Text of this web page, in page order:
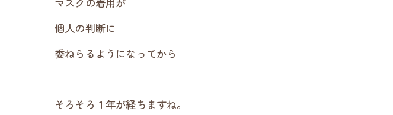
個人の判断に
委ねらるようになってから
そろそろ１年が経ちますね。